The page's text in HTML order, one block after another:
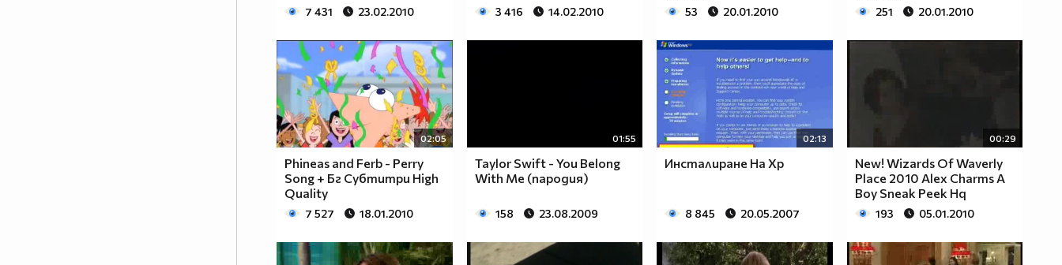
7 431 23.02.2010 3 416 14.02.2010 53 20.01.2010 251 20.01.2010
02:05
Phineas and Ferb - Perry
Song + Бг Субтитри High
Quality
7 527 18.01.2010
01:55
Taylor Swift - You Belong
With Me (пародия)
158 23.08.2009
02:13
Инсталиране На Хр
8 845 20.05.2007
00:29
New! Wizards Of Waverly
Place 2010 Alex Charms A
Boy Sneak Peek Hq
193 05.01.2010